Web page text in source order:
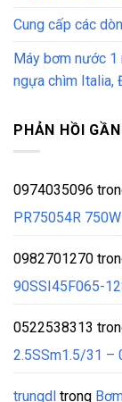
Cung cấp các
Máy bơm nước 1
ngựa chìm Italia,
PHẢN HỒI
0974035096
PR75054R 750W
0982701270
90SSI45F065-
0522538313
2.5SSm1.5/31 –
trungdl trong